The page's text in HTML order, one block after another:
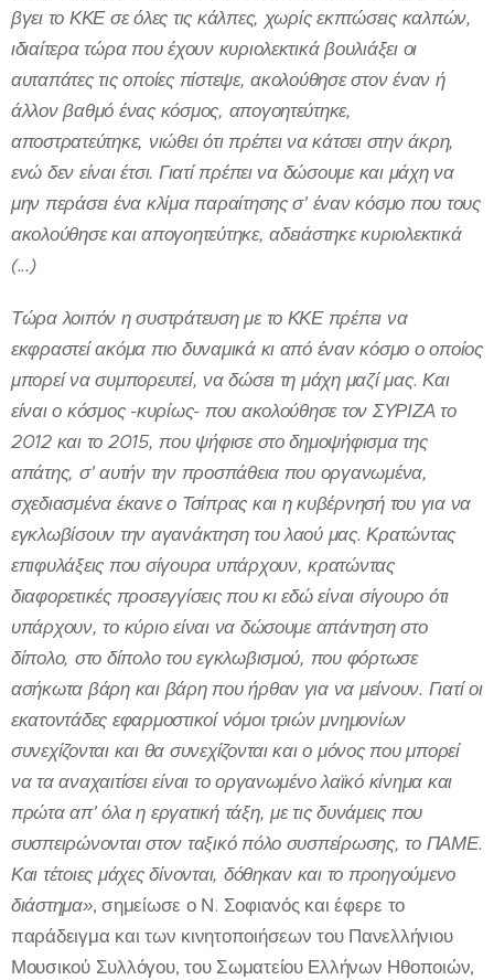
βγει το ΚΚΕ σε όλες τις κάλπες, χωρίς εκπτώσεις καλπών,
ιδιαίτερα τώρα που έχουν κυριολεκτικά βουλιάξει οι
αυταπάτες τις οποίες πίστεψε, ακολούθησε στον έναν ή
άλλον βαθμό ένας κόσμος, απογοητεύτηκε,
αποστρατεύτηκε, νιώθει ότι πρέπει να κάτσει στην άκρη,
ενώ δεν είναι έτσι. Γιατί πρέπει να δώσουμε και μάχη να
μην περάσει ένα κλίμα παραίτησης σ' έναν κόσμο που τους
ακολούθησε και απογοητεύτηκε, αδειάστηκε κυριολεκτικά
(...)
Τώρα λοιπόν η συστράτευση με το ΚΚΕ πρέπει να
εκφραστεί ακόμα πιο δυναμικά κι από έναν κόσμο ο οποίος
μπορεί να συμπορευτεί, να δώσει τη μάχη μαζί μας. Και
είναι ο κόσμος -κυρίως- που ακολούθησε τον ΣΥΡΙΖΑ το
2012 και το 2015, που ψήφισε στο δημοψήφισμα της
απάτης, σ' αυτήν την προσπάθεια που οργανωμένα,
σχεδιασμένα έκανε ο Τσίπρας και η κυβέρνησή του για να
εγκλωβίσουν την αγανάκτηση του λαού μας. Κρατώντας
επιφυλάξεις που σίγουρα υπάρχουν, κρατώντας
διαφορετικές προσεγγίσεις που κι εδώ είναι σίγουρο ότι
υπάρχουν, το κύριο είναι να δώσουμε απάντηση στο
δίπολο, στο δίπολο του εγκλωβισμού, που φόρτωσε
ασήκωτα βάρη και βάρη που ήρθαν για να μείνουν. Γιατί οι
εκατοντάδες εφαρμοστικοί νόμοι τριών μνημονίων
συνεχίζονται και θα συνεχίζονται και ο μόνος που μπορεί
να τα αναχαιτίσει είναι το οργανωμένο λαϊκό κίνημα και
πρώτα απ' όλα η εργατική τάξη, με τις δυνάμεις που
συσπειρώνονται στον ταξικό πόλο συσπείρωσης, το ΠΑΜΕ.
Και τέτοιες μάχες δίνονται, δόθηκαν και το προηγούμενο
διάστημα», σημείωσε ο Ν. Σοφιανός και έφερε το
παράδειγμα και των κινητοποιήσεων του Πανελλήνιου
Μουσικού Συλλόγου, του Σωματείου Ελλήνων Ηθοποιών,